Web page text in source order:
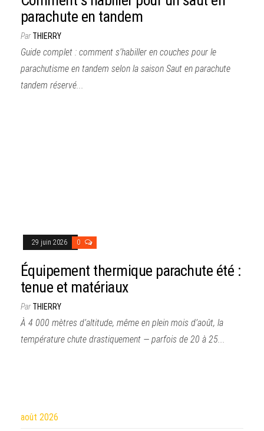
parachute en tandem
ParTHIERRY
Guide complet : comment s’habiller en couches pour le
parachutisme en tandem selon la saison Saut en parachute
tandem réservé...
29 juin 2026 0
Équipement thermique parachute été :
tenue et matériaux
ParTHIERRY
À 4 000 mètres d’altitude, même en plein mois d’août, la
température chute drastiquement — parfois de 20 à 25...
août 2026